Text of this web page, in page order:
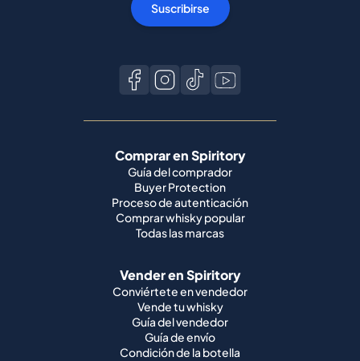
Suscribirse
Comprar en Spiritory
Guía del comprador
Buyer Protection
Proceso de autenticación
Comprar whisky popular
Todas las marcas
Vender en Spiritory
Conviértete en vendedor
Vende tu whisky
Guía del vendedor
Guía de envío
Condición de la botella